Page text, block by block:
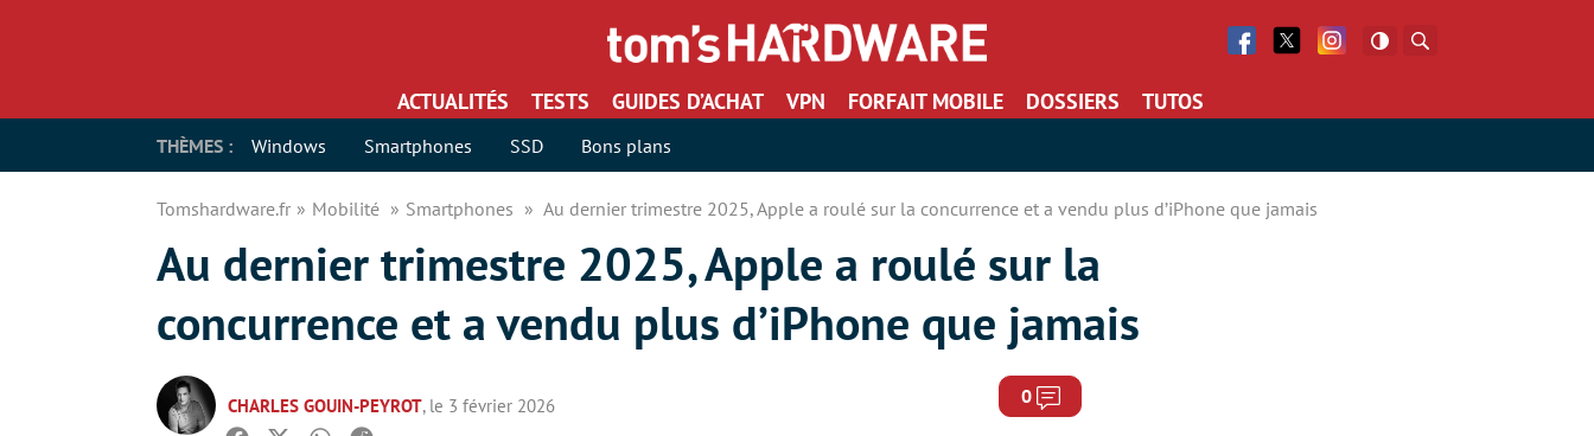
Facebook
Twitter Facebook
ACTUALITÉS TESTS GUIDES D’ACHAT VPN FORFAIT MOBILE DOSSIERS TUTOS
THÈMES : Windows Smartphones SSD Bons plans
Tomshardware.fr Mobilité Smartphones Au dernier trimestre 2025, Apple a roulé sur la concurrence et a vendu plus d’iPhone que jamais
Au dernier trimestre 2025, Apple a roulé sur la
concurrence et a vendu plus d’iPhone que jamais
CHARLES GOUIN-PEYROT, le 3 février 2026 0 Commentaires